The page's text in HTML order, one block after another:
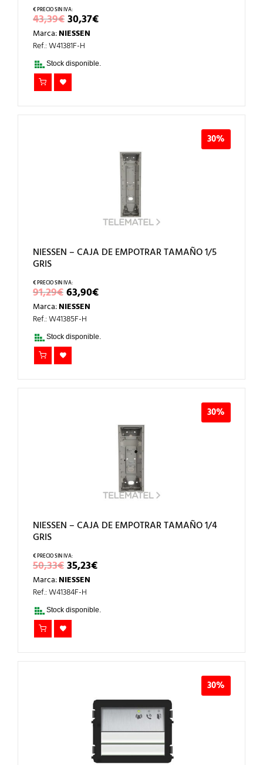
43,39€EL
PRECIO
ORIGINAL
ERA:
43,39€.
30,37€EL
PRECIO
Marca:NIESSEN
Ref.: W41381F-H
Stock disponible.
30%
NIESSEN – CAJA DE EMPOTRAR TAMAÑO 1/5
GRIS
91,29€EL
PRECIO
ORIGINAL
ERA:
91,29€.
63,90€EL
PRECIO
Marca:NIESSEN
Ref.: W41385F-H
Stock disponible.
30%
NIESSEN – CAJA DE EMPOTRAR TAMAÑO 1/4
GRIS
50,33€EL
PRECIO
ORIGINAL
ERA:
50,33€.
35,23€EL
PRECIO
Marca:NIESSEN
Ref.: W41384F-H
Stock disponible.
30%